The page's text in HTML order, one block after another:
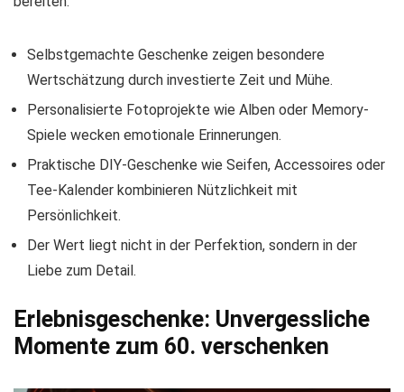
Selbstgemachte Geschenke zeigen besondere
Wertschätzung durch investierte Zeit und Mühe.
Personalisierte Fotoprojekte wie Alben oder Memory-
Spiele wecken emotionale Erinnerungen.
Praktische DIY-Geschenke wie Seifen, Accessoires oder
Tee-Kalender kombinieren Nützlichkeit mit
Persönlichkeit.
Der Wert liegt nicht in der Perfektion, sondern in der
Liebe zum Detail.
Erlebnisgeschenke: Unvergessliche
Momente zum 60. verschenken